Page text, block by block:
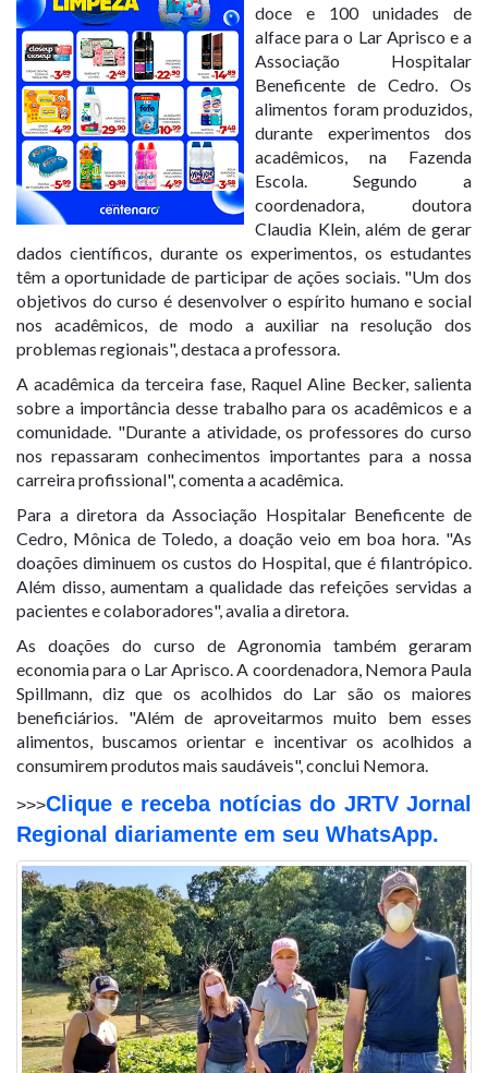
doce e 100 unidades de
alface para o Lar Aprisco e a
Associação Hospitalar
Beneficente de Cedro. Os
alimentos foram produzidos,
durante experimentos dos
acadêmicos, na Fazenda
Escola. Segundo a
coordenadora, doutora
Claudia Klein, além de gerar
dados científicos, durante os experimentos, os estudantes
têm a oportunidade de participar de ações sociais. "Um dos
objetivos do curso é desenvolver o espírito humano e social
nos acadêmicos, de modo a auxiliar na resolução dos
problemas regionais", destaca a professora.
A acadêmica da terceira fase, Raquel Aline Becker, salienta
sobre a importância desse trabalho para os acadêmicos e a
comunidade. "Durante a atividade, os professores do curso
nos repassaram conhecimentos importantes para a nossa
carreira profissional", comenta a acadêmica.
Para a diretora da Associação Hospitalar Beneficente de
Cedro, Mônica de Toledo, a doação veio em boa hora. "As
doações diminuem os custos do Hospital, que é filantrópico.
Além disso, aumentam a qualidade das refeições servidas a
pacientes e colaboradores", avalia a diretora.
As doações do curso de Agronomia também geraram
economia para o Lar Aprisco. A coordenadora, Nemora Paula
Spillmann, diz que os acolhidos do Lar são os maiores
beneficiários. "Além de aproveitarmos muito bem esses
alimentos, buscamos orientar e incentivar os acolhidos a
consumirem produtos mais saudáveis", conclui Nemora.
>>>Clique e receba notícias do JRTV Jornal
Regional diariamente em seu WhatsApp.